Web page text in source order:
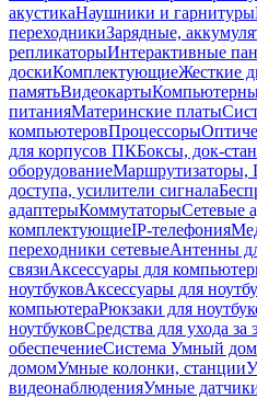
акустикаНаушники и гарнитуры
переходникиЗарядные,
репликаторыИнтерактивные
доскиКомплектующиеЖесткие
памятьВидеокарты
питанияМатеринские платы
компьютеровПроцессоры
для корпусов ПКБоксы, док-
оборудованиеМаршрутизаторы,
доступа, усилители сигнала
адаптерыКоммутаторыСетевые
комплектующиеIP-телефония
переходники сетевыеАнтенны
связиАксессуары для
ноутбуковАксессуары для
компьютераРюкзаки для
ноутбуковСредства для ухода за
обеспечениеСистема Умный дом
домомУмные колонки, станции
видеонаблюденияУмные